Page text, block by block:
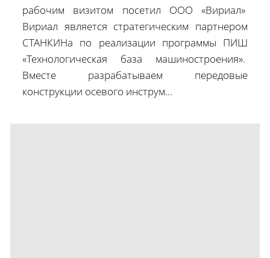
рабочим визитом посетил ООО «Вириал»
Вириал является стратегическим партнером
СТАНКИНа по реализации программы ПИШ
«Технологическая база машиностроения».
Вместе разрабатываем передовые
конструкции осевого инструм...